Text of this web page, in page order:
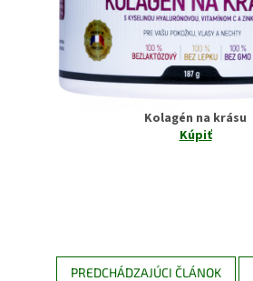
Kolagén na krásu
Kúpiť
PREDCHÁDZAJÚCI ČLÁNOK